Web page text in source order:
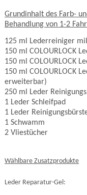
Grundinhalt des Farb-
Behandlung von 1-2
125 ml Lederreiniger
150 ml COLOURLOCK
150 ml COLOURLOCK
150 ml COLOURLOCK
erweiterbar)
250 ml Leder
1 Leder Schleifpad
1 Leder
1 Schwamm
2 Vliestücher
Wählbare Zusatzprodukte
Leder Reparatur-Gel: